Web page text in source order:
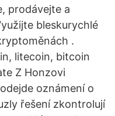
prodávejte a
bleskurychlé
.
litecoin, bitcoin
Z Honzovi
oznámení o
řešení zkontrolují